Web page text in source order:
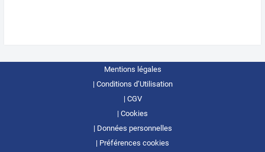
Mentions légales
Conditions d’Utilisation
CGV
Cookies
Données personnelles
Préférences cookies